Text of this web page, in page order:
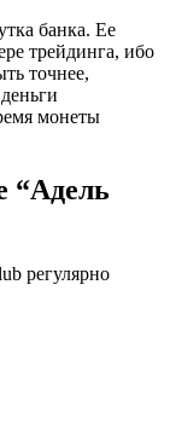
банка. Ее
трейдинга, ибо
точнее,
монеты
“Адель
регулярно